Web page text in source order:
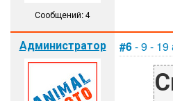
Сообщений: 4
Администратор #6- 9 - 19